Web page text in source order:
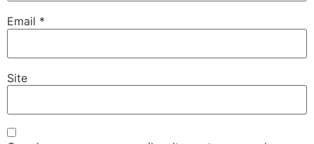
Email *
Site